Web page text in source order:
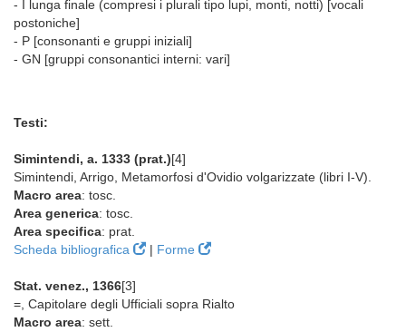
- I lunga finale (compresi i plurali tipo lupi, monti, notti) [vocali
postoniche]
- P [consonanti e gruppi iniziali]
- GN [gruppi consonantici interni: vari]
Testi:
Simintendi, a. 1333 (prat.)[4]
Simintendi, Arrigo, Metamorfosi d'Ovidio volgarizzate (libri I-V).
Macro area: tosc.
Area generica: tosc.
Area specifica: prat.
Scheda bibliografica
| Forme
Stat. venez., 1366[3]
=, Capitolare degli Ufficiali sopra Rialto
Macro area: sett.